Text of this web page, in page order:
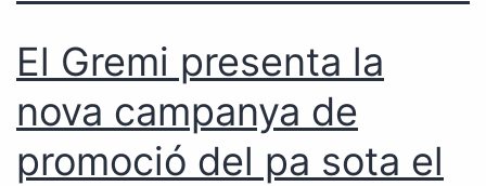
El Gremi presenta la
nova campanya de
promoció del pa sota el